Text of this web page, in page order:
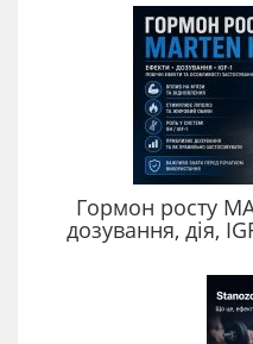
Гормон росту
дозування, дія,